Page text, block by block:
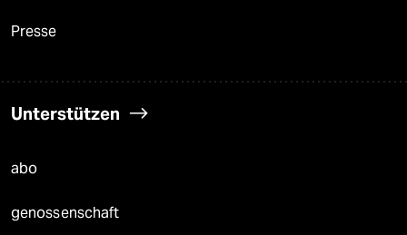
Presse
Unterstützen
abo
genossenschaft